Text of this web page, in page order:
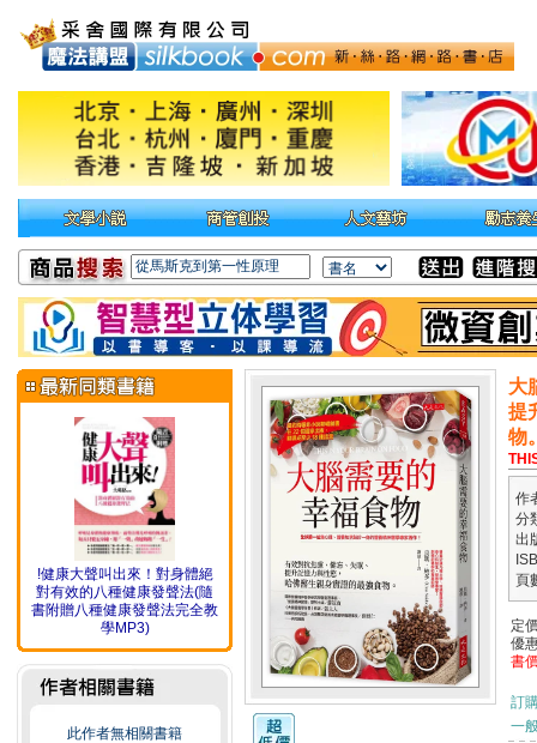
!健康大聲叫出來！對身體絕
對有效的八種健康發聲法(隨
書附贈八種健康發聲法完全教
學MP3)
此作者無相關書籍
大
提
物
作
分
出
頁
定
優
書
訂
一